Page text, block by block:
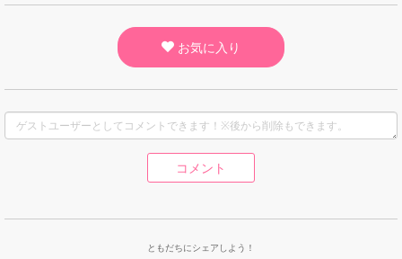
お気に入り
コメント
ともだちにシェアしよう！